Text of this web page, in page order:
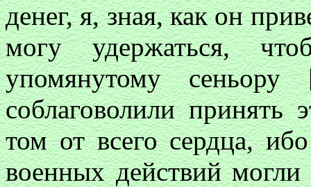
денег, я, зная, как он
могу удержаться,
упомянутому
соблаговолили
том от всего сердца,
военных действий